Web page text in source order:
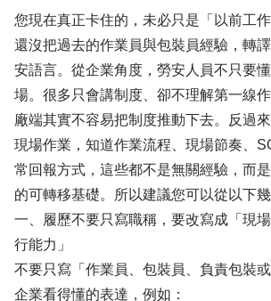
您現在真正卡住的，未必只是「以前工
還沒把過去的作業員與包裝員經驗，轉
安語言。從企業角度，勞安人員不只要
場。很多只會講制度、卻不理解第一線
廠端其實不容易把制度推動下去。反過
現場作業，知道作業流程、現場節奏、
常回報方式，這些都不是無關經驗，而
的可轉移基礎。所以建議您可以從以下幾
一、履歷不要只寫職稱，要改寫成「現
行能力」
不要只寫「作業員、包裝員、負責包裝
企業看得懂的表達，例如：